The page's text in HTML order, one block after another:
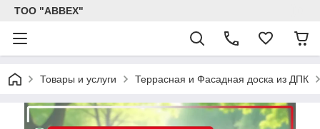
ТОО "ABBEX"
Товары и услуги Террасная и Фасадная доска из ДПК